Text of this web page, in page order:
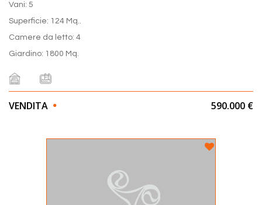
Vani: 5
Superficie: 124 Mq..
Camere da letto: 4
Giardino: 1800 Mq.
VENDITA 590.000 €